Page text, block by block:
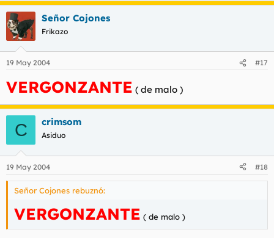
Señor Cojones
Frikazo
19 May 2004 #17
VERGONZANTE ( de malo )
C crimsom
Asiduo
19 May 2004 #18
Señor Cojones rebuznó:
VERGONZANTE ( de malo )